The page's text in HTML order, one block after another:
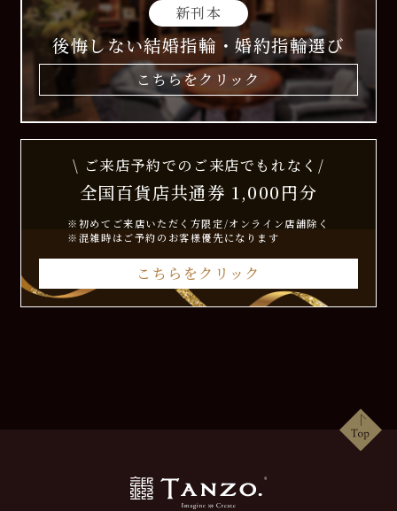
新刊本
後悔しない結婚指輪・婚約指輪選び
こちらをクリック
\ ご来店予約でのご来店でもれなく/
全国百貨店共通券 1,000円分
※初めてご来店いただく方限定/オンライン店舗除く
※混雑時はご予約のお客様優先になります
こちらをクリック